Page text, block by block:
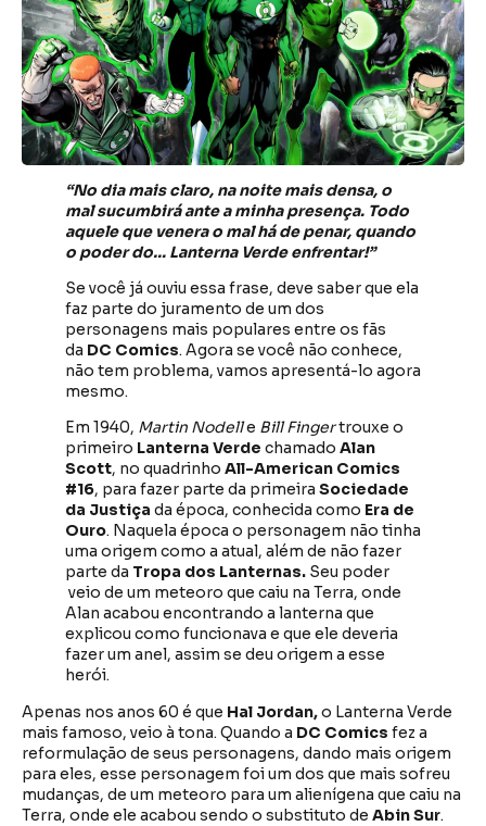
“No dia mais claro, na noite mais densa, o
mal sucumbirá ante a minha presença. Todo
aquele que venera o mal há de penar, quando
o poder do… Lanterna Verde enfrentar!”
Se você já ouviu essa frase, deve saber que ela
faz parte do juramento de um dos
personagens mais populares entre os fãs
da DC Comics. Agora se você não conhece,
não tem problema, vamos apresentá-lo agora
mesmo.
Em 1940, Martin Nodelle Bill Fingertrouxe o
primeiro Lanterna Verde chamado Alan
Scott, no quadrinho All-American Comics
#16, para fazer parte da primeira Sociedade
da Justiça da época, conhecida como Era de
Ouro. Naquela época o personagem não tinha
uma origem como a atual, além de não fazer
parte da Tropa dos Lanternas. Seu poder
veio de um meteoro que caiu na Terra, onde
Alan acabou encontrando a lanterna que
explicou como funcionava e que ele deveria
fazer um anel, assim se deu origem a esse
herói.
Apenas nos anos 60 é que Hal Jordan,o Lanterna Verde
mais famoso, veio à tona. Quando a DC Comics fez a
reformulação de seus personagens, dando mais origem
para eles, esse personagem foi um dos que mais sofreu
mudanças, de um meteoro para um alienígena que caiu na
Terra, onde ele acabou sendo o substituto de Abin Sur.